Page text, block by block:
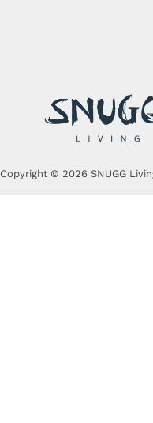
Copyright © 2026 SNUGG